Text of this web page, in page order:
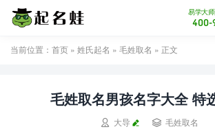
易学大
400-
当前位置： 首页 » 姓氏起名 » 毛姓取名 » 正文
毛姓取名男孩名字大全 特
 大导  毛姓取名